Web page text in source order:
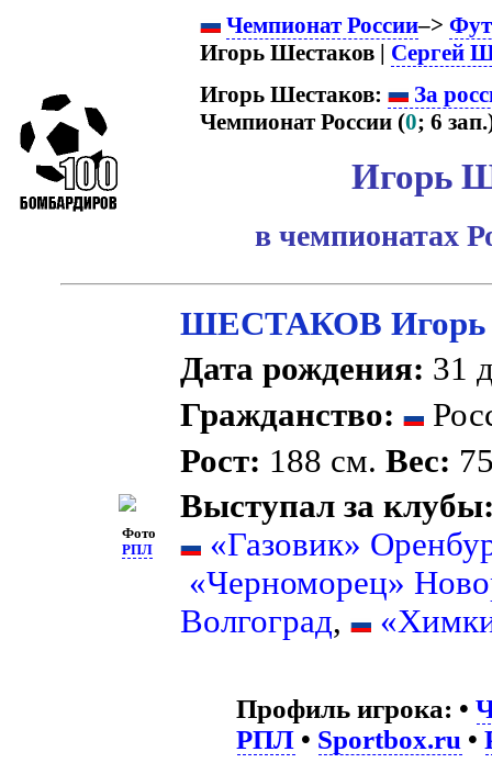
Чемпионат России–>
Игорь Шестаков | Сергей
Игорь Шестаков:
За
Чемпионат России (0; 6
Игорь
в чемпионатах
Фото
РПЛ
ШЕСТАКОВ Игорь
Дата рождения: 31
Гражданство:
Рост: 188 см.Вес:
Выступал за
«Газовик»
«Черноморец»
Волгоград,
Профиль игрока: •
РПЛ • Sportbox.ru •